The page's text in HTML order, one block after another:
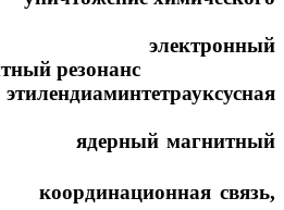
резонанс
магнитный
связь,